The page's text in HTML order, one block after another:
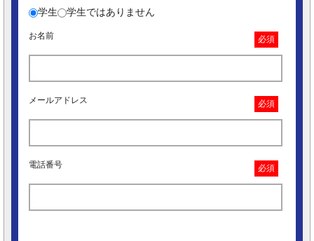
学生 学生ではありません
お名前 必須
メールアドレス 必須
電話番号 必須